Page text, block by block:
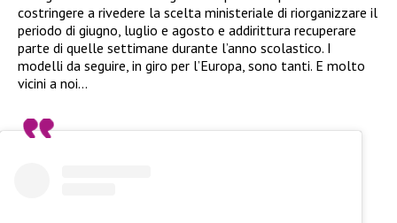
costringere a rivedere la scelta ministeriale di riorganizzare il
periodo di giugno, luglio e agosto e addirittura recuperare
parte di quelle settimane durante l’anno scolastico. I
modelli da seguire, in giro per l’Europa, sono tanti. E molto
vicini a noi…